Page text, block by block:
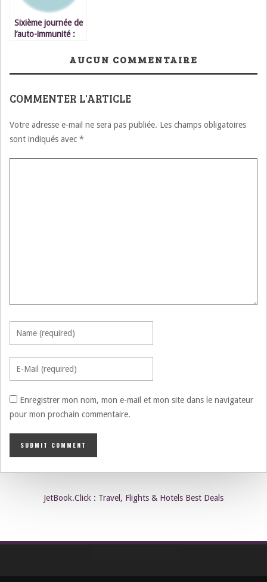
décembre à
Casablanca
Sixième journée de
l’auto-immunité :
infection banale seAUCUN COMMENTAIRE
COMMENTER L'ARTICLE
Votre adresse e-mail ne sera pas publiée. Les champs obligatoires
sont indiqués avec *
Enregistrer mon nom, mon e-mail et mon site dans le navigateur
pour mon prochain commentaire.
JetBook.Click : Travel, Flights & Hotels Best Deals